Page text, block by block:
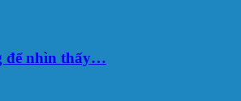
để nhìn thấy…